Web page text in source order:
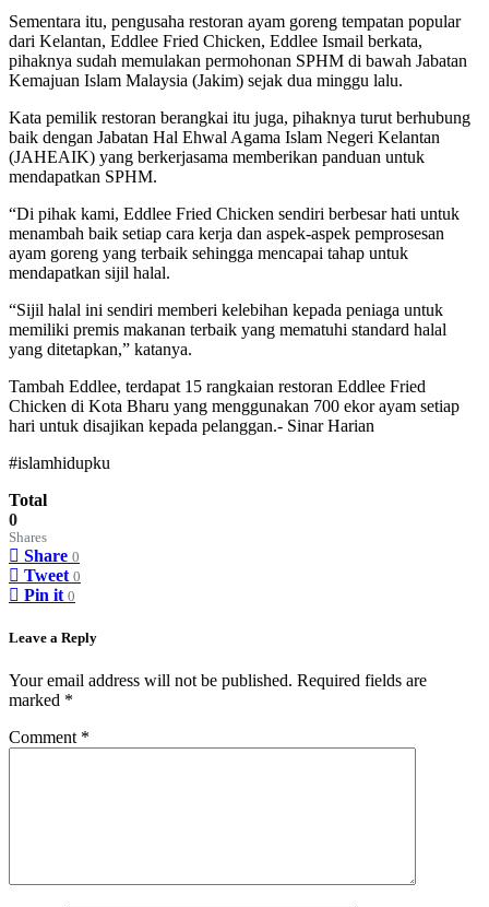
Sementara itu, pengusaha restoran ayam goreng tempatan popular
dari Kelantan, Eddlee Fried Chicken, Eddlee Ismail berkata,
pihaknya sudah memulakan permohonan SPHM di bawah Jabatan
Kemajuan Islam Malaysia (Jakim) sejak dua minggu lalu.
Kata pemilik restoran berangkai itu juga, pihaknya turut berhubung
baik dengan Jabatan Hal Ehwal Agama Islam Negeri Kelantan
(JAHEAIK) yang berkerjasama memberikan panduan untuk
mendapatkan SPHM.
“Di pihak kami, Eddlee Fried Chicken sendiri berbesar hati untuk
menambah baik setiap cara kerja dan aspek-aspek pemprosesan
ayam goreng yang terbaik sehingga mencapai tahap untuk
mendapatkan sijil halal.
“Sijil halal ini sendiri memberi kelebihan kepada peniaga untuk
memiliki premis makanan terbaik yang mematuhi standard halal
yang ditetapkan,” katanya.
Tambah Eddlee, terdapat 15 rangkaian restoran Eddlee Fried
Chicken di Kota Bharu yang menggunakan 700 ekor ayam setiap
hari untuk disajikan kepada pelanggan.- Sinar Harian
#islamhidupku
Total
0
Shares
Share 0
Tweet 0
Pin it 0
Leave a Reply
Your email address will not be published. Required fields are
marked *
Comment *